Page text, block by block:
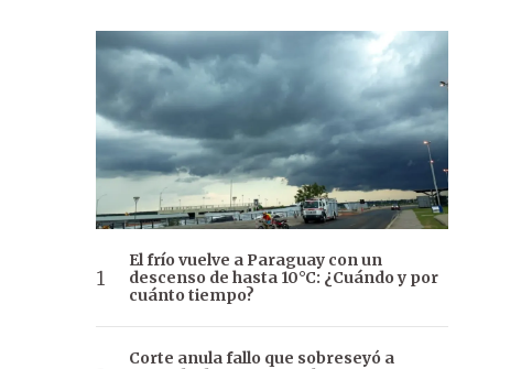
El frío vuelve a Paraguay con un
descenso de hasta 10°C: ¿Cuándo y por
cuánto tiempo?
Corte anula fallo que sobreseyó a